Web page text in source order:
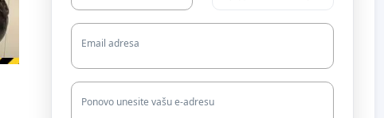
Email adresa
Ponovo unesite vašu e-adresu